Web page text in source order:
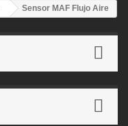
Sensor MAF Flujo Aire